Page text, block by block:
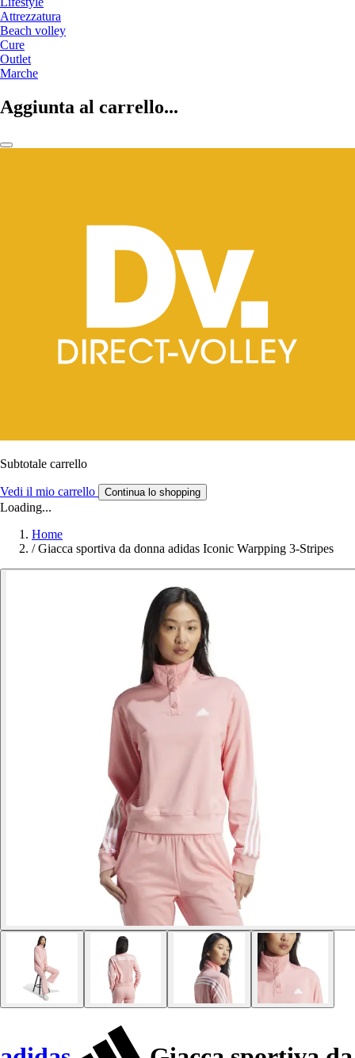
Attrezzatura
Beach volley
Cure
Outlet
Marche
Aggiunta al carrello...
Subtotale carrello
Vedi il mio carrello Continua lo shopping
Loading...
Home
/ Giacca sportiva da donna adidas Iconic Warpping 3-Stripes